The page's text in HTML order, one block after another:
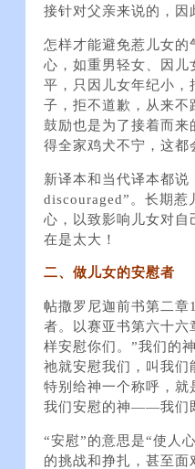
接针对父亲来说的，因
怎样才能避免惹儿女的
心，如重男轻女、因儿
平，只因儿女年纪小，
子，拒不道歉，从来不
鼓励也是为了接着而来
得全家鸡犬不宁，这都
新译本和当代译本都
discouraged”。长期惹
心，以致影响儿女对自
在是太大！
二、做儿女的安慰者
帖撒罗尼迦前书第二章
者。以赛亚书第六十六
样安慰你们。”我们的
祂就安慰我们，叫我们
特别给神一个称呼，就
我们安慰的神——我们
“安慰”的意思是“使人
的挑战和挣扎，甚至